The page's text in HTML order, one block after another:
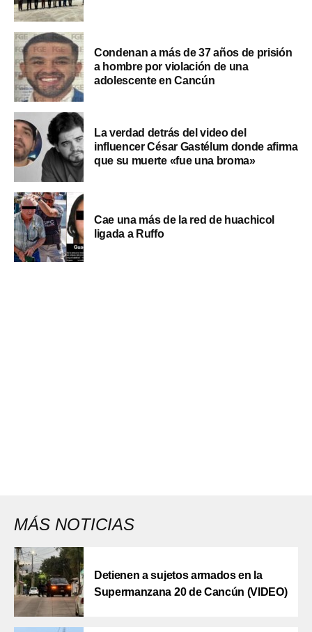
Condenan a más de 37 años de prisión
a hombre por violación de una
adolescente en Cancún
La verdad detrás del video del
influencer César Gastélum donde afirma
que su muerte «fue una broma»
Cae una más de la red de huachicol
ligada a Ruffo
MÁS NOTICIAS
Detienen a sujetos armados en la
Supermanzana 20 de Cancún (VIDEO)